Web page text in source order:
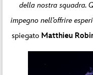
della nostra squadra.
impegno nell’offrire
spiegato Matthieu